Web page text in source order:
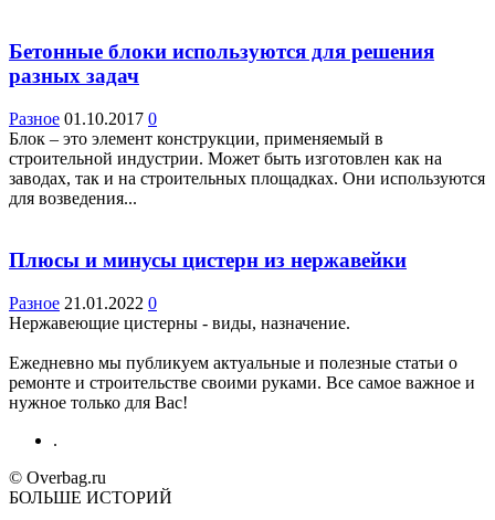
Бетонные блоки используются для решения
разных задач
Разное 01.10.2017 0
Блок – это элемент конструкции, применяемый в
строительной индустрии. Может быть изготовлен как на
заводах, так и на строительных площадках. Они используются
для возведения...
Плюсы и минусы цистерн из нержавейки
Разное 21.01.2022 0
Нержавеющие цистерны - виды, назначение.
Ежедневно мы публикуем актуальные и полезные статьи о
ремонте и строительстве своими руками. Все самое важное и
нужное только для Вас!
.
© Overbag.ru
БОЛЬШЕ ИСТОРИЙ